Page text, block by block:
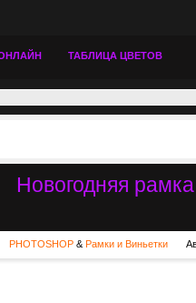
ТАБЛИЦА ЦВЕТОВ
Новогодняя
PHOTOSHOP & Рамки и Виньетки